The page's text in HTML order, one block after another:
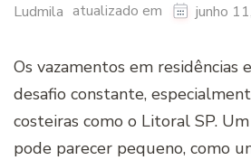
Ludmila atualizado em junho
Os vazamentos em residências
desafio constante,
costeiras como o Litoral SP.
pode parecer pequeno, como